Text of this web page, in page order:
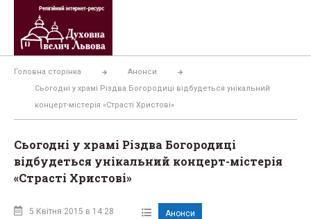
Перейти
вмісту
Головна сторінка
Анонси
Сьогодні у храмі Різдва Богородиці відбудеться унікальний
концерт-містерія «Страсті Христові»
Сьогодні у храмі Різдва Богородиці
відбудеться унікальний концерт-містерія
«Страсті Христові»
5 Квітня 2015 в 14:28 Анонси